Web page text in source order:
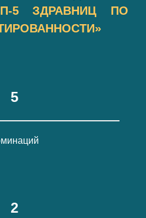
5 ЗДРАВНИЦ ПО
5
2